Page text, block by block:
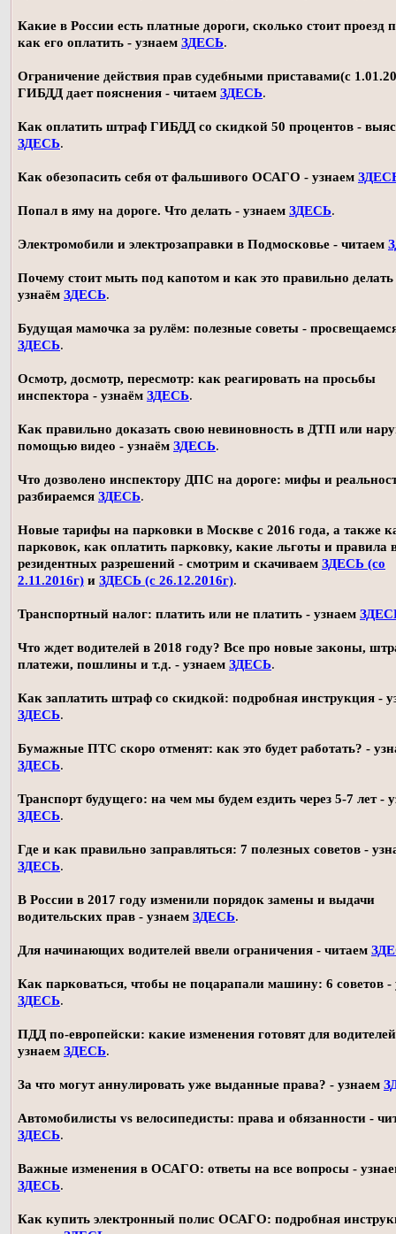
Какие в России есть платные дороги, сколько стоит проезд
как его оплатить - узнаем ЗДЕСЬ.
Ограничение действия прав судебными приставами(с
ГИБДД дает пояснения - читаем ЗДЕСЬ.
Как оплатить штраф ГИБДД со скидкой 50 процентов -
ЗДЕСЬ.
Как обезопасить себя от фальшивого ОСАГО - узнаем
Попал в яму на дороге. Что делать - узнаем ЗДЕСЬ.
Электромобили и электрозаправки в Подмосковье - читаем
Почему стоит мыть под капотом и как это правильно делать
узнаём ЗДЕСЬ.
Будущая мамочка за рулём: полезные советы -
ЗДЕСЬ.
Осмотр, досмотр, пересмотр: как реагировать на просьбы
инспектора - узнаём ЗДЕСЬ.
Как правильно доказать свою невиновность в ДТП или
помощью видео - узнаём ЗДЕСЬ.
Что дозволено инспектору ДПС на дороге: мифы и
разбираемся ЗДЕСЬ.
Новые тарифы на парковки в Москве с 2016 года, а также
парковок, как оплатить парковку, какие льготы и правила
резидентных разрешений - смотрим и скачиваем ЗДЕСЬ (со
2.11.2016г) и ЗДЕСЬ (с 26.12.2016г).
Транспортный налог: платить или не платить - узнаем
Что ждет водителей в 2018 году? Все про новые законы,
платежи, пошлины и т.д. - узнаем ЗДЕСЬ.
Как заплатить штраф со скидкой: подробная инструкция -
ЗДЕСЬ.
Бумажные ПТС скоро отменят: как это будет работать? -
ЗДЕСЬ.
Транспорт будущего: на чем мы будем ездить через 5-7 лет -
ЗДЕСЬ.
Где и как правильно заправляться: 7 полезных советов -
ЗДЕСЬ.
В России в 2017 году изменили порядок замены и выдачи
водительских прав - узнаем ЗДЕСЬ.
Для начинающих водителей ввели ограничения - читаем
Как парковаться, чтобы не поцарапали машину: 6 советов -
ЗДЕСЬ.
ПДД по-европейски: какие изменения готовят для
узнаем ЗДЕСЬ.
За что могут аннулировать уже выданные права? - узнаем
Автомобилисты vs велосипедисты: права и обязанности -
ЗДЕСЬ.
Важные изменения в ОСАГО: ответы на все вопросы -
ЗДЕСЬ.
Как купить электронный полис ОСАГО: подробная